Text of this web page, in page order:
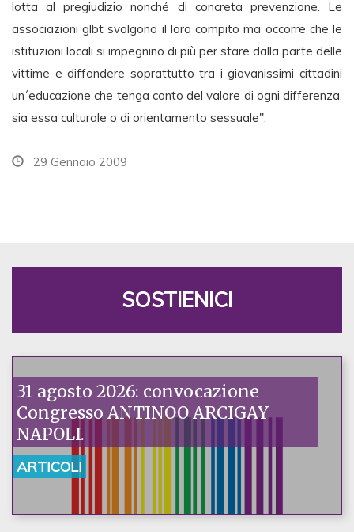
lotta al pregiudizio nonché di concreta prevenzione. Le
associazioni glbt svolgono il loro compito ma occorre che le
istituzioni locali si impegnino di più per stare dalla parte delle
vittime e diffondere soprattutto tra i giovanissimi cittadini
un´educazione che tenga conto del valore di ogni differenza,
sia essa culturale o di orientamento sessuale".
29 Gennaio 2009
SOSTIENICI
31 agosto 2026: convocazione
Congresso ANTINOO ARCIGAY
NAPOLI.
ARTICOLI